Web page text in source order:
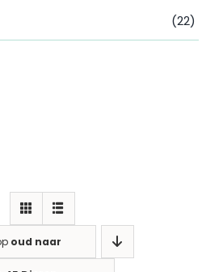
(22)
oud naar nieuw